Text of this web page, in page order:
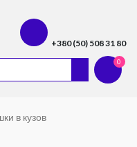
+380 (50) 508 31 80
0
в кузов